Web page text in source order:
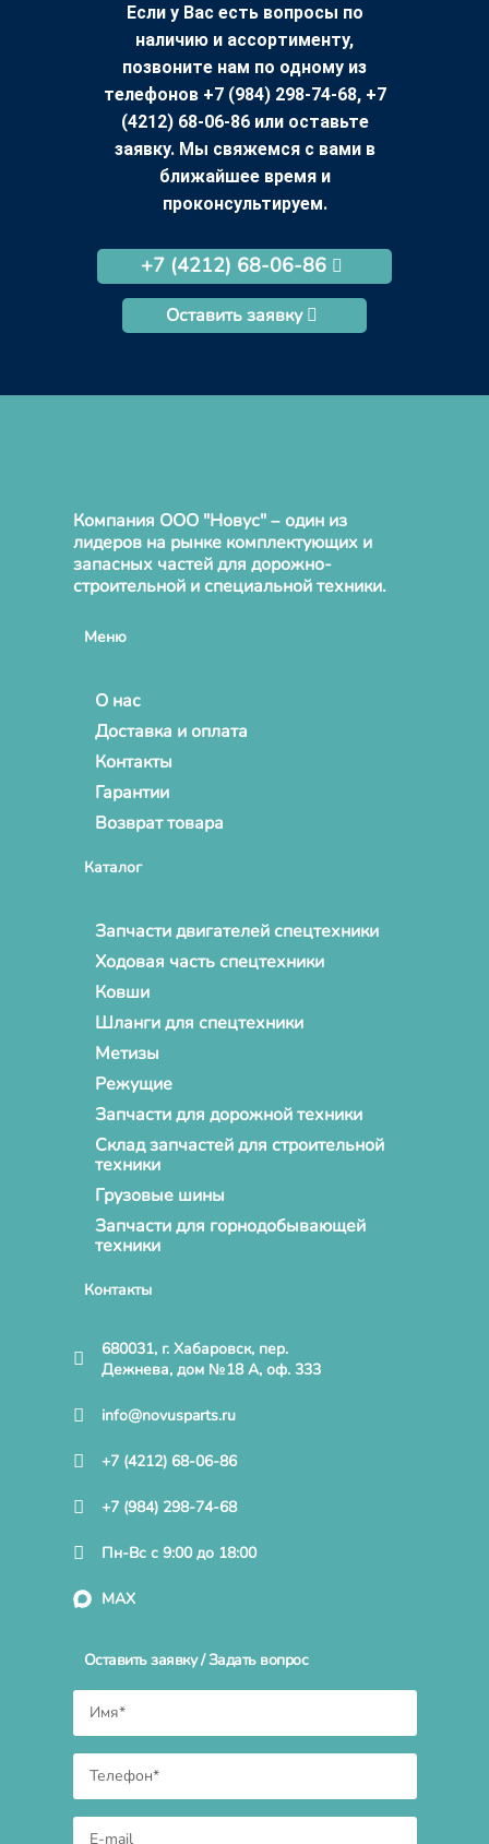
Если у Вас есть вопросы по
наличию и ассортименту,
позвоните нам по одному из
телефонов +7 (984) 298-74-68, +7
(4212) 68-06-86 или оставьте
заявку. Мы свяжемся с вами в
ближайшее время и
проконсультируем.
+7 (4212) 68-06-86
Оставить заявку
Компания ООО "Новус" – один из
лидеров на рынке комплектующих и
запасных частей для дорожно-
строительной и специальной техники.
Меню
О нас
Доставка и оплата
Контакты
Гарантии
Возврат товара
Каталог
Запчасти двигателей спецтехники
Ходовая часть спецтехники
Ковши
Шланги для спецтехники
Метизы
Режущие
Запчасти для дорожной техники
Склад запчастей для строительной
техники
Грузовые шины
Запчасти для горнодобывающей
техники
Контакты
680031, г. Хабаровск, пер.
Дежнева, дом №18 А, оф. 333
info@novusparts.ru
+7 (4212) 68-06-86
+7 (984) 298-74-68
Пн-Вс с 9:00 до 18:00
MAX
Оставить заявку / Задать вопрос